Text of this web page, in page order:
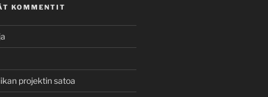
KOMMENTIT
projektin satoa